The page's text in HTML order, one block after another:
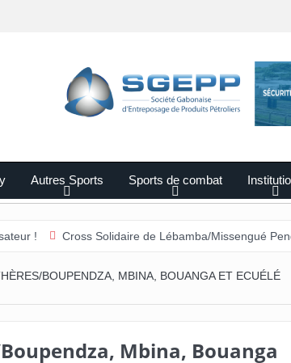
Autres Sports Sports de combat
Cross Solidaire de Lébamba/Missengué Pendy : «
BOUPENDZA, MBINA, BOUANGA ET ECUÉLÉ
Mbina, Bouanga